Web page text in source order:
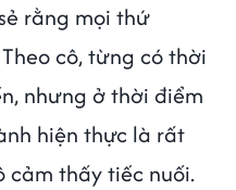
rằng mọi thứ
cô, từng có thời
nhưng ở thời điểm
hiện thực là rất
cảm thấy tiếc nuối.